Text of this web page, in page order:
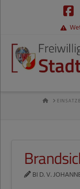
HOME
BI D. V.